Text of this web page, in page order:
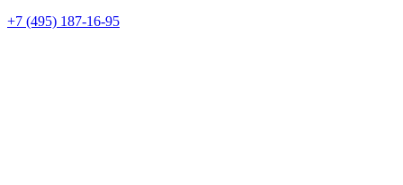
+7 (495) 187-16-95